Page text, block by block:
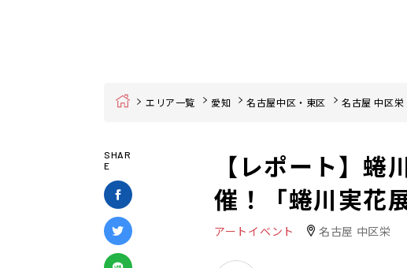
Home エリア一覧 愛知 名古屋中区・東区 名古屋 中区栄
SHAR
E
【レポート】
催！「蜷川実花
アートイベント 名古屋 中区栄